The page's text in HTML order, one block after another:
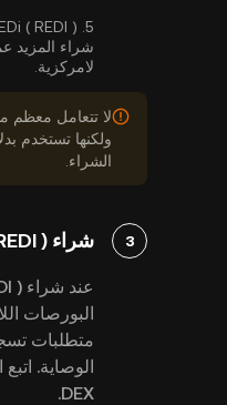
5.
( REDI ):
لامركزية.
لا تتعامل معظم
ولكنها تستخدم
الشراء.
3 شراء REDi ( REDI ) في بورصة لامركزية (DEX)
متطلبات
DEX.